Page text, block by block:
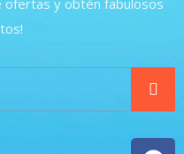
ofertas y obtén fabulosos